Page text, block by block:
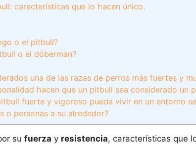
características que lo hacen único.
o el pitbull?
o el dóberman?
una de las razas de perros más fuertes y
hacen que un pitbull sea considerado un
fuerte y vigoroso pueda vivir en un entorno
o personas a su alrededor?
su fuerza y resistencia, características que